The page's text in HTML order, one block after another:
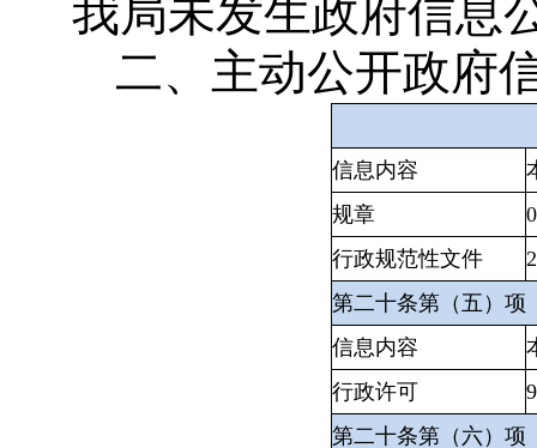
我局未发生政府信息
二、主动公开政府
信息内容
规章
0
行政规范性文件
2
第二十条第（五）项
信息内容
行政许可
第二十条第（六）项